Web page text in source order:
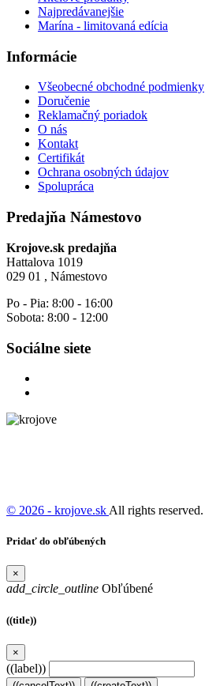
Najpredávanejšie
Marína - limitovaná edícia
Informácie
Všeobecné obchodné podmienky
Doručenie
Reklamačný poriadok
O nás
Kontakt
Certifikát
Ochrana osobných údajov
Spolupráca
Predajňa Námestovo
Krojove.sk predajňa
Hattalova 1019
029 01 , Námestovo
Po - Pia: 8:00 - 16:00
Sobota: 8:00 - 12:00
Sociálne siete
© 2026 - krojove.sk All rights reserved.
Pridať do obľúbených
×
add_circle_outline Obľúbené
((title))
×
((label))